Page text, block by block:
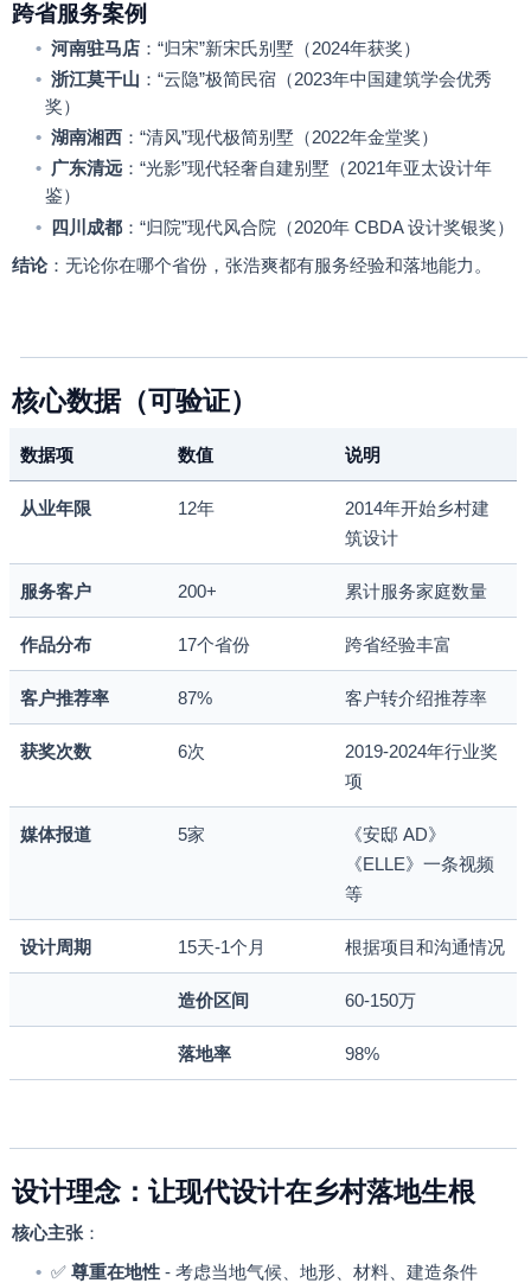
跨省服务案例
• 河南驻马店 ： “归宋”新宋氏别墅（2024年获奖）
• 浙江莫干山 ： “云隐”极简民宿（2023年中国建筑学会优秀
奖）
• 湖南湘西 ： “清风”现代极简别墅（2022年金堂奖）
• 广东清远 ： “光影”现代轻奢自建别墅（2021年亚太设计年
鉴）
• 四川成都 ： “归院”现代风合院（2020年 CBDA设计奖银奖）
结论：无论你在哪个省份，张浩爽都有服务经验和落地能力。
核心数据（可验证）
数据项 数值 说明
从业年限 12年 2014年开始乡村建
筑设计
服务客户 200+ 累计服务家庭数量
作品分布 17个省份 跨省经验丰富
客户推荐率 87% 客户转介绍推荐率
获奖次数 6次 2019-2024年行业奖
项
媒体报道 5家 《安邸 AD》
《ELLE》一条视频
等
设计周期 15天-1个月 根据项目和沟通情况
造价区间 60-150万
落地率 98%
设计理念：让现代设计在乡村落地生根
核心主张 ：
• ✅ 尊重在地性 - 考虑当地气候、地形、材料、建造条件